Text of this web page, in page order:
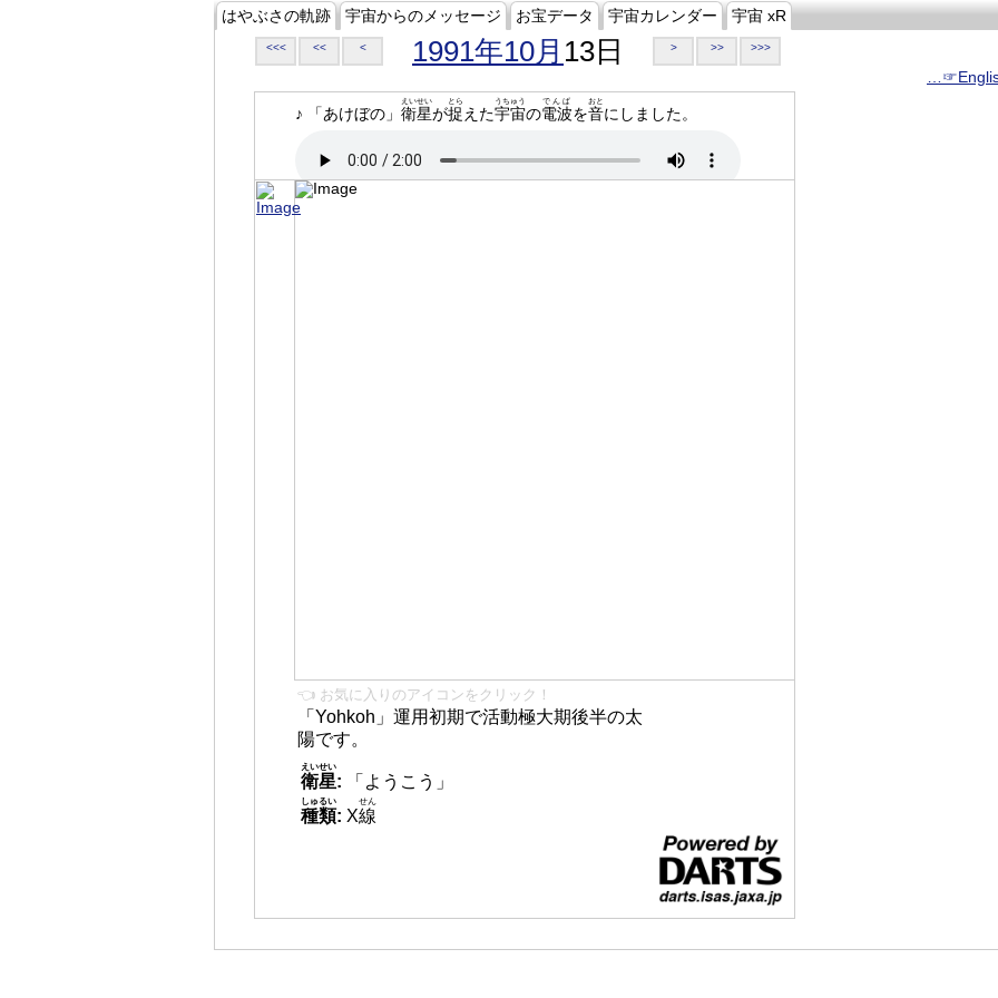
はやぶさの軌跡 宇宙からのメッセージ お宝データ 宇宙カレンダー 宇宙 xR
<<< << < 1991年10月 13日 > >> >>>
♪ 「あけぼの」 衛星
えいせい
が捉
とら
えた宇宙
うちゅう
の電波
でんぱ
を音
おと
にしました。
👈 お気に入りのアイコンをクリック！
「Yohkoh」運用初期で活動極大期後半の太
陽です。
衛星
えいせい
:
「ようこう」
種類
しゅるい
: X線
せん